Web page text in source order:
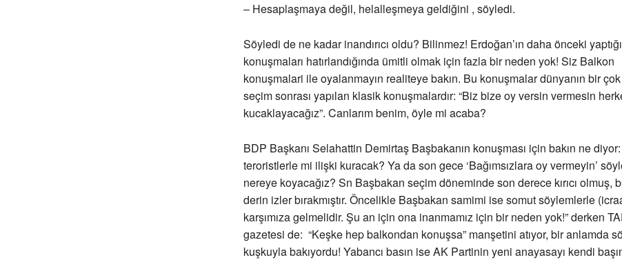
– Hesaplaşmaya değil, helalleşmeya geldiğini , söyledi.
Söyledi de ne kadar inandırıcı oldu? Bilinmez! Erdoğan’ın daha önceki
konuşmaları hatırlandığında ümitli olmak için fazla bir neden yok! Siz Balkon
konuşmalari ile oyalanmayın realiteye bakın. Bu konuşmalar dünyanın bir
seçim sonrası yapılan klasik konuşmalardır: “Biz bize oy versin vermesin
kucaklayacağız”. Canlarım benim, öyle mi acaba?
BDP Başkanı Selahattin Demirtaş Başbakanın konuşması için bakın ne diyor:
teroristlerle mi ilişki kuracak? Ya da son gece ‘Bağımsızlara oy vermeyin’
nereye koyacağız? Sn Başbakan seçim döneminde son derece kırıcı olmuş,
derin izler bırakmıştır. Öncelikle Başbakan samimi ise somut söylemlerle
karşımıza gelmelidir. Şu an için ona inanmamız için bir neden yok!” derken
gazetesi de: “Keşke hep balkondan konuşsa” manşetini atıyor, bir anlamda
kuşkuyla bakıyordu! Yabancı basın ise AK Partinin yeni anayasayı kendi